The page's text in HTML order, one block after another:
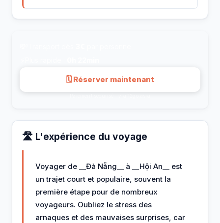
🗓 Réserver maintenant
🛣️ L'expérience du voyage
Voyager de __Đà Nẵng__ à __Hội An__ est
un trajet court et populaire, souvent la
première étape pour de nombreux
voyageurs. Oubliez le stress des
arnaques et des mauvaises surprises, car